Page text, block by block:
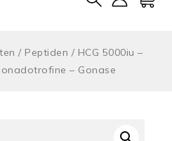
/ Peptiden / HCG 5000iu –
– Gonase